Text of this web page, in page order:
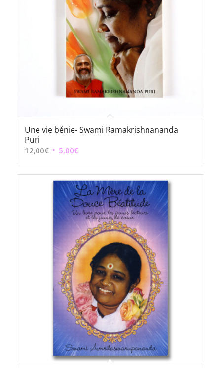
Une vie bénie- Swami Ramakrishnananda
Puri
12,00€ Le
prix
initial
était :
12,00€.
5,00€Le
prix
actuel
est :
5,00€.